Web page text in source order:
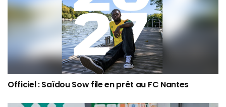
Officiel : Saïdou Sow file en prêt au FC Nantes